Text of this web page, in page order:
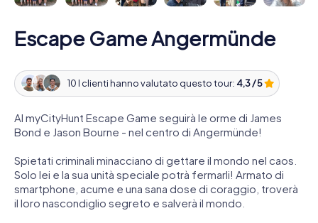
Escape Game Angermünde
10 I clienti hanno valutato questo tour: 4,3 / 5
Al myCityHunt Escape Game seguirà le orme di James
Bond e Jason Bourne - nel centro di Angermünde!
Spietati criminali minacciano di gettare il mondo nel caos.
Solo lei e la sua unità speciale potrà fermarli! Armato di
smartphone, acume e una sana dose di coraggio, troverà
il loro nascondiglio segreto e salverà il mondo.